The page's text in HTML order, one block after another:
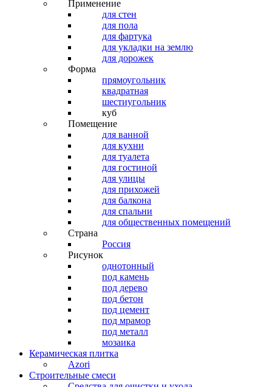
Применение
для стен
для пола
для фартука
для укладки на землю
для дорожек
Форма
прямоугольник
квадратная
шестиугольник
куб
Помещение
для ванной
для кухни
для туалета
для гостиной
для улицы
для прихожей
для балкона
для спальни
для общественных помещений
Страна
Россия
Рисунок
однотонный
под камень
под дерево
под бетон
под цемент
под мрамор
под металл
мозаика
Керамическая плитка
Azori
Строительные смеси